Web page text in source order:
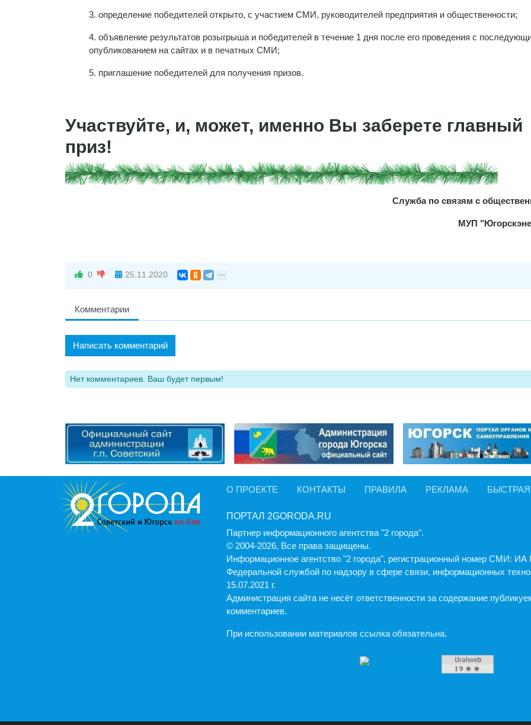
3. определение победителей открыто, с участием СМИ, руководителей предприятия и общественности;
4. объявление результатов розыгрыша и победителей в течение 1 дня после его проведения с
опубликованием на сайтах и в печатных СМИ;
5. приглашение победителей для получения призов.
Участвуйте, и, может, именно Вы заберете главный
приз!
Служба по связям с
МУП
0 25.11.2020
Комментарии
Написать комментарий
Нет комментариев. Ваш будет первым!
О ПРОЕКТЕ КОНТАКТЫ ПРАВИЛА РЕКЛАМА
ПОРТАЛ 2GORODA.RU
Партнер информационного агентства "2 города".
© 2004-2026, Все права защищены.
Информационное агентство "2 города", регистрационный номер СМИ:
Федеральной службой по надзору в сфере связи, информационных
15.07.2021 г.
Администрация cайта не несёт ответственности за содержание
комментариев.
При использовании материалов ссылка обязательна.